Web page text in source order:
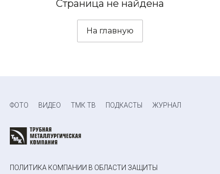
Страница не найдена
На главную
ФОТО ВИДЕО ТМК ТВ ПОДКАСТЫ ЖУРНАЛ
ПОЛИТИКА КОМПАНИИ В ОБЛАСТИ ЗАЩИТЫ